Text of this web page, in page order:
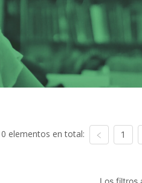
0 elementos en total: 1
Los filtros